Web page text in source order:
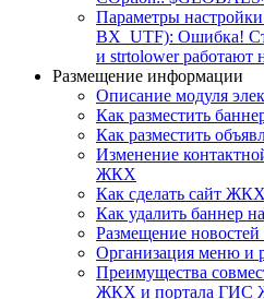
Параметры
BX_UTF): Ошибка!
и strtolower работают
Размещение информации
Описание модуля
Как разместить
Как разместить
Изменение
ЖКХ
Как сделать сайт
Как удалить баннер
Размещение новостей
Организация меню и
Преимущества
ЖКХ и портала ГИС